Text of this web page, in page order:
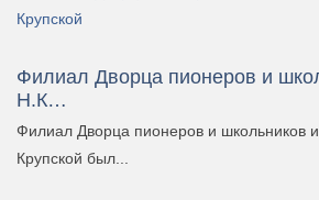
Филиал Дворца пионеров и
Н.К…
Филиал Дворца пионеров и школьников
Крупской был...